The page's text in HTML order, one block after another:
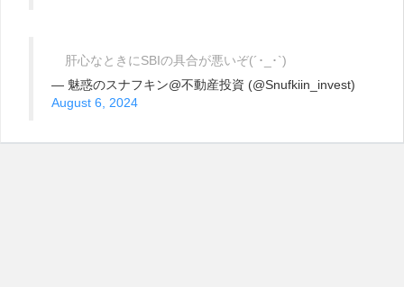
肝心なときにSBIの具合が悪いぞ(´･_･`)
— 魅惑のスナフキン@不動産投資 (@Snufkiin_invest)
August 6, 2024